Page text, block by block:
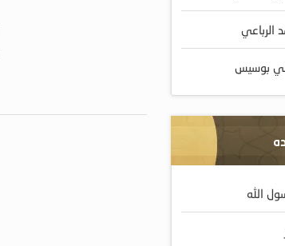
الرباعي
بوسيس
الله